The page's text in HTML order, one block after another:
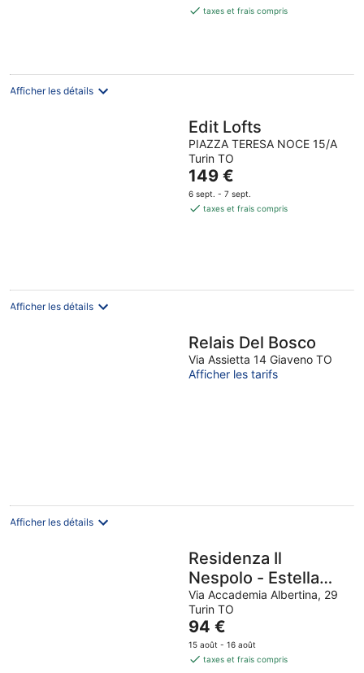
est
nuit
taxes et frais compris
Afficher les détails
Edit Lofts
PIAZZA TERESA NOCE 15/A
Turin TO
Le
prix
est
149 €
6 sept. - 7 sept.
taxes et frais compris
Afficher les détails
Relais Del Bosco
Via Assietta 14 Giaveno TO
Afficher les tarifs
Afficher les détails
Residenza Il
Nespolo - Estella
Hotels Italia
Via Accademia Albertina, 29
Turin TO
Le
prix
est
94 €
15 août - 16 août
taxes et frais compris